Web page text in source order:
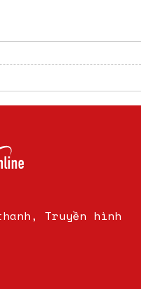
Truyền hình